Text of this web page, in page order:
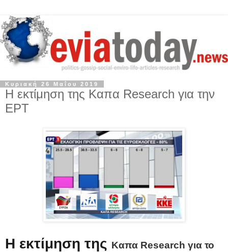
Κυριακή 26 Μαΐου 2019
Η εκτίμηση της Καπα Research για την
ΕΡΤ
Η εκτίμηση της Καπα Research για το